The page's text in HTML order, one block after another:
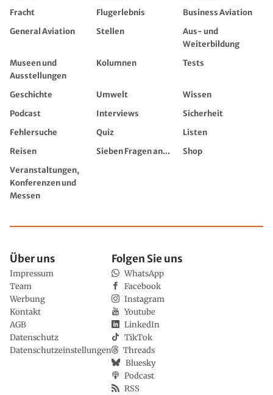
Fracht
Flugerlebnis
Business Aviation
General Aviation
Stellen
Aus- und
Weiterbildung
Museen und
Ausstellungen
Kolumnen Tests
Geschichte Umwelt
Wissen
Podcast
Interviews
Sicherheit
Fehlersuche
Quiz
Listen
Reisen
Sieben Fragen an...
Shop
Veranstaltungen,
Konferenzen und
Messen
Über uns
Impressum
Team
Werbung
Kontakt
AGB
Datenschutz
Datenschutzeinstellungen
Folgen Sie uns
WhatsApp
Facebook
Instagram
Youtube
LinkedIn
TikTok
Threads
Bluesky
Podcast
RSS